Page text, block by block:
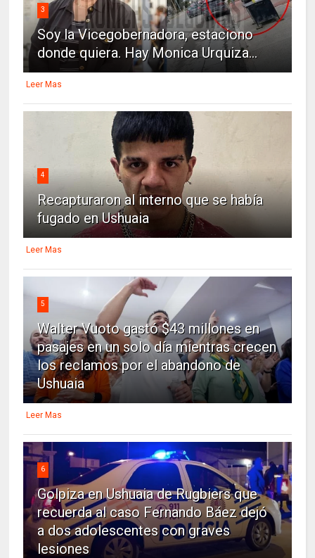
3
Soy la Vicegobernadora, estaciono
donde quiera. Hay Monica Urquiza...
Leer Mas
4
Recapturaron al interno que se había
fugado en Ushuaia
Leer Mas
5
Walter Vuoto gastó $43 millones en
pasajes en un solo día mientras crecen
los reclamos por el abandono de
Ushuaia
Leer Mas
6
Golpiza en Ushuaia de Rugbiers que
recuerda al caso Fernando Báez dejó
a dos adolescentes con graves
lesiones